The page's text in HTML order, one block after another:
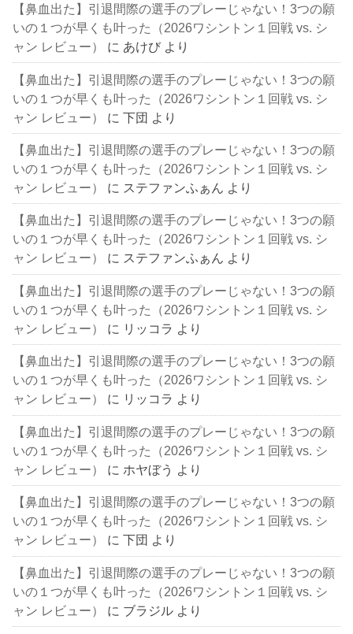
【鼻血出た】引退間際の選手のプレーじゃない！3つの願
いの１つが早くも叶った（2026ワシントン１回戦 vs. シ
ャン レビュー）
に あけび より
【鼻血出た】引退間際の選手のプレーじゃない！3つの願
いの１つが早くも叶った（2026ワシントン１回戦 vs. シ
ャン レビュー）
に下団 より
【鼻血出た】引退間際の選手のプレーじゃない！3つの願
いの１つが早くも叶った（2026ワシントン１回戦 vs. シ
ャン レビュー）
に ステファンふぁん より
【鼻血出た】引退間際の選手のプレーじゃない！3つの願
いの１つが早くも叶った（2026ワシントン１回戦 vs. シ
ャン レビュー）
に ステファンふぁん より
【鼻血出た】引退間際の選手のプレーじゃない！3つの願
いの１つが早くも叶った（2026ワシントン１回戦 vs. シ
ャン レビュー）
に リッコラ より
【鼻血出た】引退間際の選手のプレーじゃない！3つの願
いの１つが早くも叶った（2026ワシントン１回戦 vs. シ
ャン レビュー）
に リッコラ より
【鼻血出た】引退間際の選手のプレーじゃない！3つの願
いの１つが早くも叶った（2026ワシントン１回戦 vs. シ
ャン レビュー）
に ホヤぼう より
【鼻血出た】引退間際の選手のプレーじゃない！3つの願
いの１つが早くも叶った（2026ワシントン１回戦 vs. シ
ャン レビュー）
に下団 より
【鼻血出た】引退間際の選手のプレーじゃない！3つの願
いの１つが早くも叶った（2026ワシントン１回戦 vs. シ
ャン レビュー）
に ブラジル より